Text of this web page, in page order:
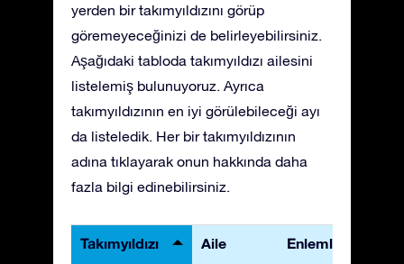
yerden bir takımyıldızını görüp
göremeyeceğinizi de belirleyebilirsiniz.
Aşağıdaki tabloda takımyıldızı ailesini
listelemiş bulunuyoruz. Ayrıca
takımyıldızının en iyi görülebileceği ayı
da listeledik. Her bir takımyıldızının
adına tıklayarak onun hakkında daha
fazla bilgi edinebilirsiniz.
Takımyıldızı Aile Enlemler